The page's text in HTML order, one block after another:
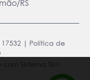
RS
| Política de
com Sistema Sim